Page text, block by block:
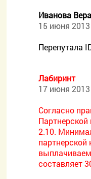
Иванова
15 июня
Перепутала
Лабиринт
17 июня
Согласно
2.10.
партнерской
составляет